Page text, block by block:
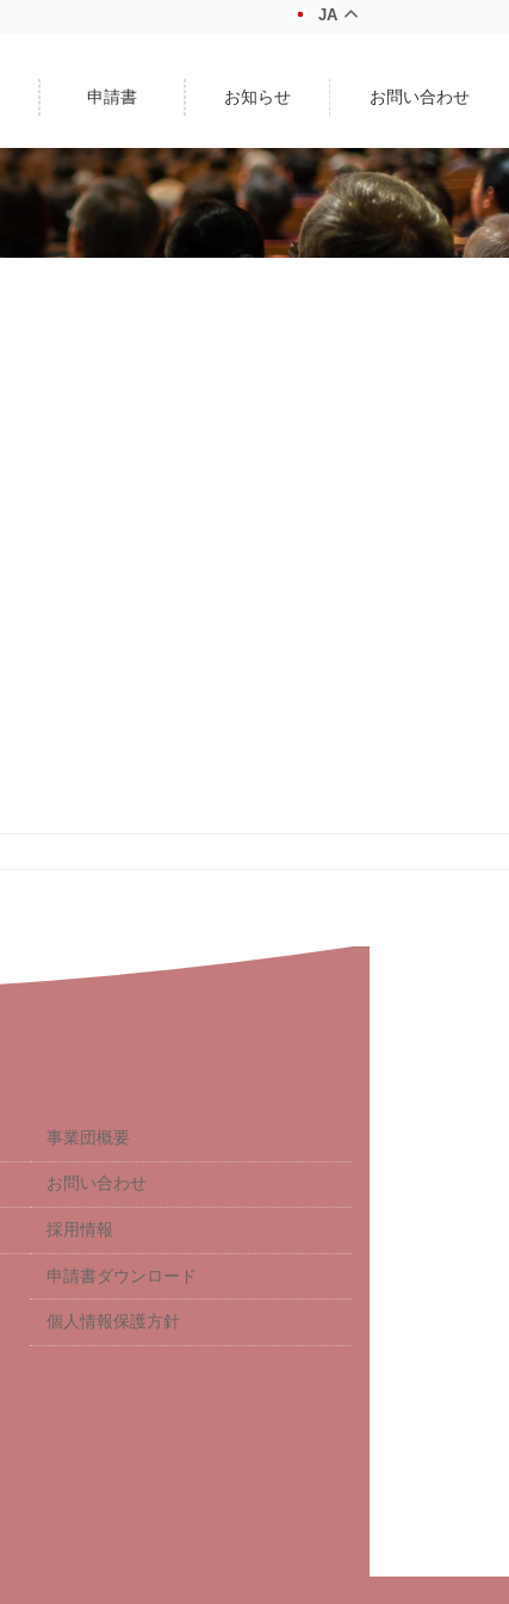
JA
申請書 お知らせ お問い合わせ
事業団概要
お問い合わせ
採用情報
申請書ダウンロード
個人情報保護方針